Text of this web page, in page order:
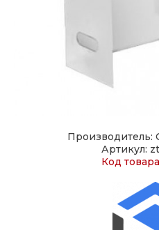
Производитель:
Артикул:
Код